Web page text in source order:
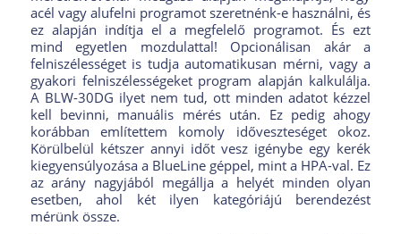
acél vagy alufelni programot szeretnénk-e használni, és
ez alapján indítja el a megfelelő programot. És ezt
mind egyetlen mozdulattal! Opcionálisan akár a
felniszélességet is tudja automatikusan mérni, vagy a
gyakori felniszélességeket program alapján kalkulálja.
A BLW-30DG ilyet nem tud, ott minden adatot kézzel
kell bevinni, manuális mérés után. Ez pedig ahogy
korábban említettem komoly időveszteséget okoz.
Körülbelül kétszer annyi időt vesz igénybe egy kerék
kiegyensúlyozása a BlueLine géppel, mint a HPA-val. Ez
az arány nagyjából megállja a helyét minden olyan
esetben, ahol két ilyen kategóriájú berendezést
mérünk össze.